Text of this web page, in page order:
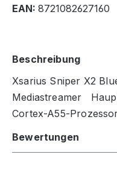
EAN: 8721082627160
Beschreibung
Xsarius Sniper X2
Mediastreamer
Cortex-A55-
Bewertungen